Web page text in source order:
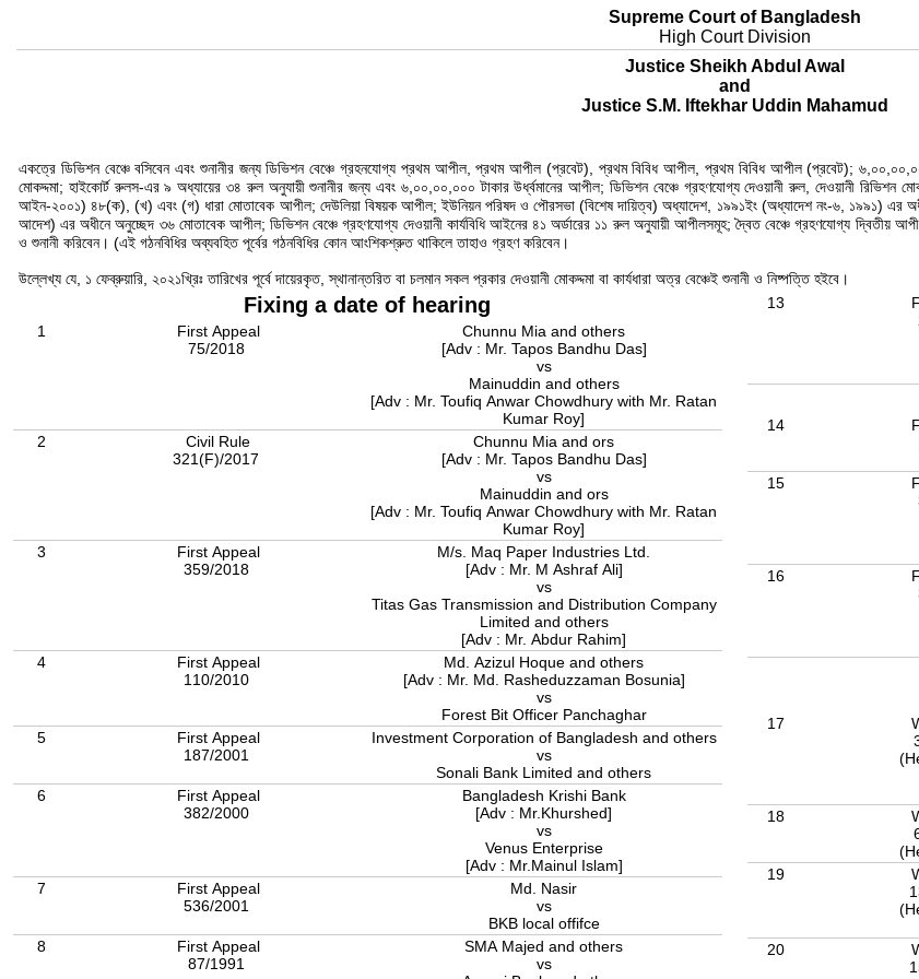
Supreme Court of Bangladesh
High Court Division
Justice Sheikh Abdul Awal
and
Justice S.M. Iftekhar Uddin Mahamud
একত্রে ডিভিশন বেঞ্চে বসিবেন এবং শুনানীর জন্য ডিভিশন বেঞ্চে গ্রহনযোগ্য প্রথম আপীল, প্রথম আপীল (প্রবেট), প্রথম বিবিধ আপীল, প্রথম বিবিধ আপীল (প্রবেট);
মোকদ্দমা; হাইকোর্ট রুলস-এর ৯ অধ্যায়ের ৩৪ রুল অনুযায়ী শুনানীর জন্য এবং ৬,০০,০০,০০০ টাকার উর্ধ্বমানের আপীল; ডিভিশন বেঞ্চে গ্রহণযোগ্য দেওয়ানী রুল, দেওয়ানী
আইন-২০০১) ৪৮(ক), (খ) এবং (গ) ধারা মোতাবেক আপীল; দেউলিয়া বিষয়ক আপীল; ইউনিয়ন পরিষদ ও পৌরসভা (বিশেষ দায়িত্ব) অধ্যাদেশ, ১৯৯১ইং (অধ্যাদেশ নং-৬, ১৯৯১) এর অধীন
আদেশ) এর অধীনে অনুচ্ছেদ ৩৬ মোতাবেক আপীল; ডিভিশন বেঞ্চে গ্রহণযোগ্য দেওয়ানী কার্যবিধি আইনের ৪১ অর্ডারের ১১ রুল অনুযায়ী আপীলসমূহ; দ্বৈত বেঞ্চে গ্রহণযোগ্য দ্বিতীয়
ও শুনানী করিবেন। (এই গঠনবিধির অব্যবহিত পূর্বের গঠনবিধির কোন আংশিকশ্রুত থাকিলে তাহাও গ্রহণ করিবেন।
উল্লেখ্য যে, ১ ফেব্রুয়ারি, ২০২১খ্রিঃ তারিখের পূর্বে দায়েরকৃত, স্থানান্তরিত বা চলমান সকল প্রকার দেওয়ানী মোকদ্দমা বা কার্যধারা অত্র বেঞ্চেই শুনানী ও নিষ্পত্তি হইবে।
Fixing a date of hearing
1
First Appeal
75/2018
Chunnu Mia and others
[Adv : Mr. Tapos Bandhu Das]
vs
Mainuddin and others
[Adv : Mr. Toufiq Anwar Chowdhury with Mr. Ratan
Kumar Roy]
2
Civil Rule
321(F)/2017
Chunnu Mia and ors
[Adv : Mr. Tapos Bandhu Das]
vs
Mainuddin and ors
[Adv : Mr. Toufiq Anwar Chowdhury with Mr. Ratan
Kumar Roy]
3
First Appeal
359/2018
M/s. Maq Paper Industries Ltd.
[Adv : Mr. M Ashraf Ali]
vs
Titas Gas Transmission and Distribution Company
Limited and others
[Adv : Mr. Abdur Rahim]
4
First Appeal
110/2010
Md. Azizul Hoque and others
[Adv : Mr. Md. Rasheduzzaman Bosunia]
vs
Forest Bit Officer Panchaghar
5
First Appeal
187/2001
Investment Corporation of Bangladesh and others
vs
Sonali Bank Limited and others
6
First Appeal
382/2000
Bangladesh Krishi Bank
[Adv : Mr.Khurshed]
vs
Venus Enterprise
[Adv : Mr.Mainul Islam]
7
First Appeal
536/2001
Md. Nasir
vs
BKB local offifce
8
First Appeal
87/1991
SMA Majed and others
vs
13
14
15
16
17
18
19
20